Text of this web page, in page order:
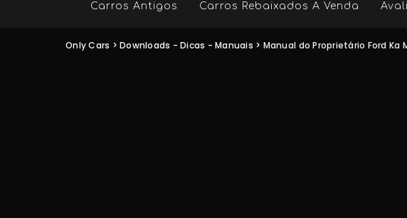
Carros Antigos Carros Rebaixados A Venda
Only Cars >Downloads - Dicas - Manuais > Manual do Proprietário Ford Ka